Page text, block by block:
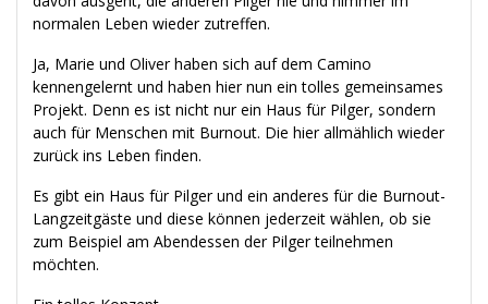
normalen Leben wieder zutreffen.
Ja, Marie und Oliver haben sich auf dem Camino
kennengelernt und haben hier nun ein tolles gemeinsames
Projekt. Denn es ist nicht nur ein Haus für Pilger, sondern
auch für Menschen mit Burnout. Die hier allmählich wieder
zurück ins Leben finden.
Es gibt ein Haus für Pilger und ein anderes für die Burnout-
Langzeitgäste und diese können jederzeit wählen, ob sie
zum Beispiel am Abendessen der Pilger teilnehmen
möchten.